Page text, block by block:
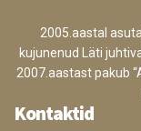
2005.aastal
kujunenud Läti
2007.aastast pakub
Kontaktid